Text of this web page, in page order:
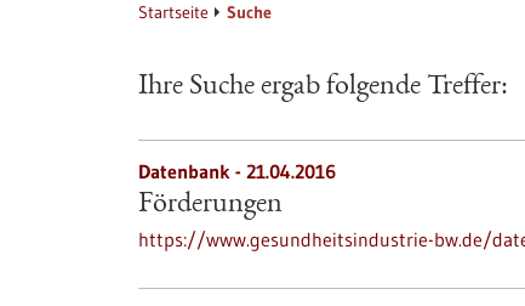
Startseite Suche
Ihre Suche ergab folgende Treffer:
Datenbank - 21.04.2016
Förderungen
https://www.gesundheitsindustrie-bw.de/